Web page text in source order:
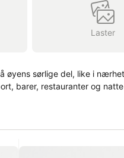
Laster
øyens sørlige del, like i
barer, restauranter og